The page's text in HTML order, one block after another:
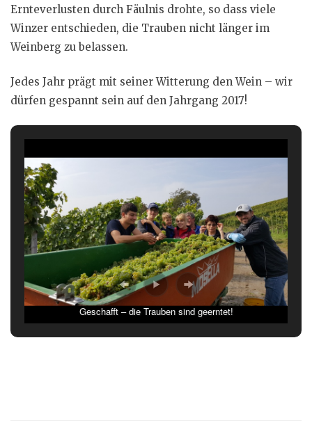
Ernteverlusten durch Fäulnis drohte, so dass viele
Winzer entschieden, die Trauben nicht länger im
Weinberg zu belassen.
Jedes Jahr prägt mit seiner Witterung den Wein – wir
dürfen gespannt sein auf den Jahrgang 2017!
Geschafft – die Trauben sind geerntet!